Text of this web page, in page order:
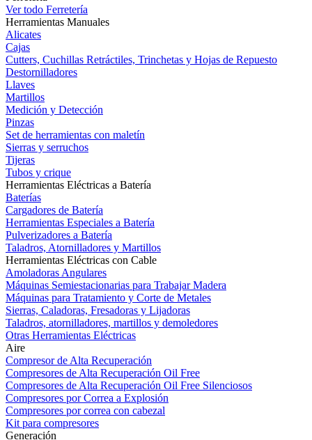
Ver todo Ferretería
Herramientas Manuales
Alicates
Cajas
Cutters, Cuchillas Retráctiles, Trinchetas y Hojas de Repuesto
Destornilladores
Llaves
Martillos
Medición y Detección
Pinzas
Set de herramientas con maletín
Sierras y serruchos
Tijeras
Tubos y crique
Herramientas Eléctricas a Batería
Baterías
Cargadores de Batería
Herramientas Especiales a Batería
Pulverizadores a Batería
Taladros, Atornilladores y Martillos
Herramientas Eléctricas con Cable
Amoladoras Angulares
Máquinas Semiestacionarias para Trabajar Madera
Máquinas para Tratamiento y Corte de Metales
Sierras, Caladoras, Fresadoras y Lijadoras
Taladros, atornilladores, martillos y demoledores
Otras Herramientas Eléctricas
Aire
Compresor de Alta Recuperación
Compresores de Alta Recuperación Oil Free
Compresores de Alta Recuperación Oil Free Silenciosos
Compresores por Correa a Explosión
Compresores por correa con cabezal
Kit para compresores
Generación